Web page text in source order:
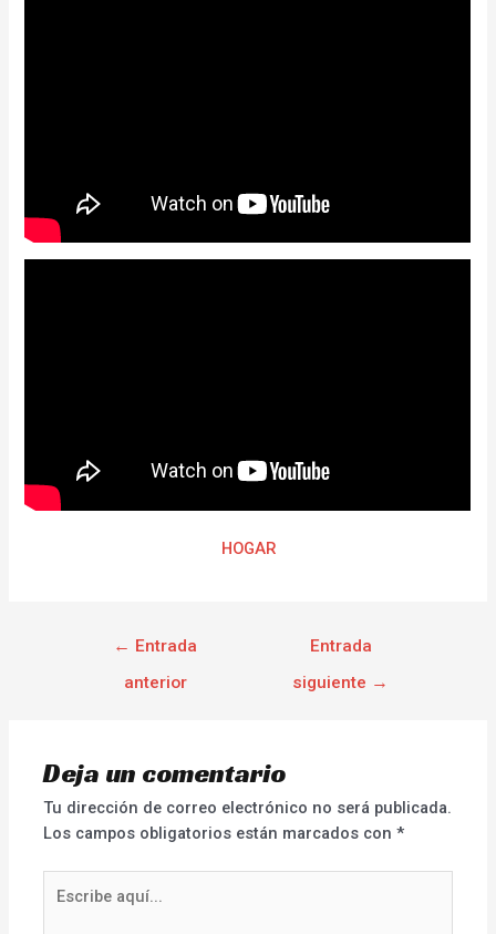
HOGAR
← Entrada
anterior
Entrada
siguiente →
Deja un comentario
Tu dirección de correo electrónico no será publicada.
Los campos obligatorios están marcados con*
aquí...